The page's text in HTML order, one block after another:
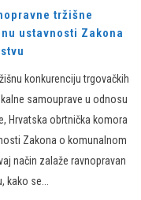
tržišne
ustavnosti Zakona
konkurenciju trgovačkih
samouprave u odnosu
Hrvatska obrtnička komora
Zakona o komunalnom
način zalaže ravnopravan
se...